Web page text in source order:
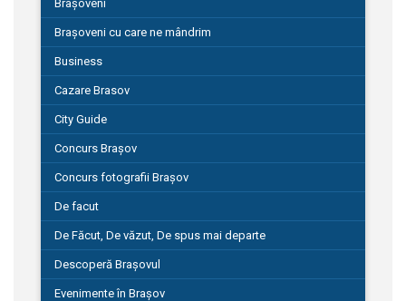
Brașoveni
Brașoveni cu care ne mândrim
Business
Cazare Brasov
City Guide
Concurs Brașov
Concurs fotografii Brașov
De facut
De Făcut, De văzut, De spus mai departe
Descoperă Brașovul
Evenimente în Brașov